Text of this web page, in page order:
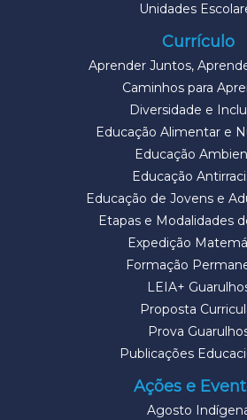
Unidades
Currículo
Aprender Juntos,
Caminhos para
Diversidade e
Educação Alimentar e
Educação
Educação
Educação de Jovens e
Etapas e Modalidades
Expedição
Formação
LEIA+
Proposta
Prova
Publicações
Ações e
Agosto